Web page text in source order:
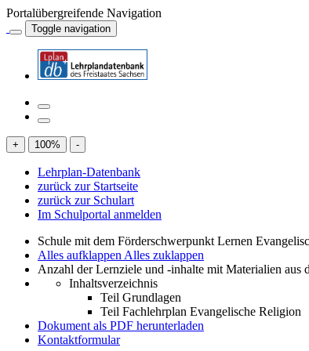
Portalübergreifende Navigation
Toggle navigation
+ 100% -
Lehrplan-Datenbank
zurück zur Startseite
zurück zur Schulart
Im Schulportal anmelden
Schule mit dem Förderschwerpunkt Lernen
Alles aufklappen Alles zuklappen
Anzahl der Lernziele und -inhalte mit Materialien aus
Inhaltsverzeichnis
Teil Grundlagen
Teil Fachlehrplan Evangelische Religion
Dokument als PDF herunterladen
Kontaktformular